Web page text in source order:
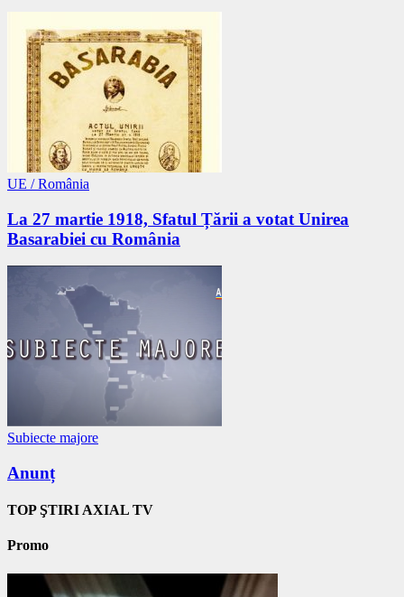
UE / România
La 27 martie 1918, Sfatul Țării a votat Unirea
Basarabiei cu România
Subiecte majore
Anunț
TOP ŞTIRI AXIAL TV
Promo